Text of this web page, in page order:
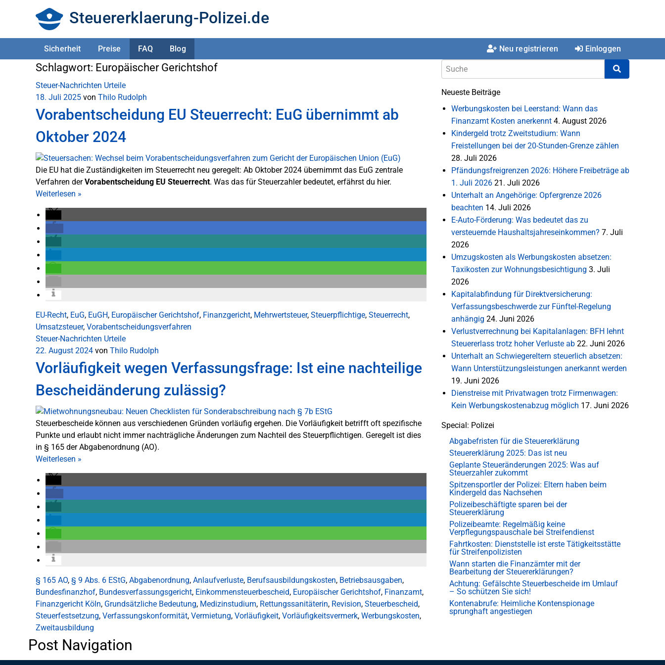
Steuererklaerung-Polizei.de
Sicherheit Preise FAQ Blog Neu registrieren Einloggen
Schlagwort: Europäischer Gerichtshof
Steuer-Nachrichten Urteile
18. Juli 2025 von Thilo Rudolph
Vorabentscheidung EU Steuerrecht: EuG übernimmt ab
Oktober 2024
Die EU hat die Zuständigkeiten im Steuerrecht neu geregelt: Ab Oktober 2024 übernimmt das EuG zentrale
Verfahren derVorabentscheidung EU Steuerrecht. Was das für Steuerzahler bedeutet, erfährst du hier.
Weiterlesen »
EU-Recht, EuG, EuGH, Europäischer Gerichtshof, Finanzgericht, Mehrwertsteuer, Steuerpflichtige, Steuerrecht,
Umsatzsteuer, Vorabentscheidungsverfahren
Steuer-Nachrichten Urteile
22. August 2024 von Thilo Rudolph
Vorläufigkeit wegen Verfassungsfrage: Ist eine nachteilige
Bescheidänderung zulässig?
Steuerbescheide können aus verschiedenen Gründen vorläufig ergehen. Die Vorläufigkeit betrifft oft spezifische
Punkte und erlaubt nicht immer nachträgliche Änderungen zum Nachteil des Steuerpflichtigen. Geregelt ist dies
in § 165 der Abgabenordnung (AO).
Weiterlesen »
§ 165 AO, § 9 Abs. 6 EStG, Abgabenordnung, Anlaufverluste, Berufsausbildungskosten, Betriebsausgaben,
Bundesfinanzhof, Bundesverfassungsgericht, Einkommensteuerbescheid, Europäischer Gerichtshof, Finanzamt,
Finanzgericht Köln, Grundsätzliche Bedeutung, Medizinstudium, Rettungssanitäterin, Revision, Steuerbescheid,
Steuerfestsetzung, Verfassungskonformität, Vermietung, Vorläufigkeit, Vorläufigkeitsvermerk, Werbungskosten,
Zweitausbildung
Post Navigation
Neueste Beiträge
Werbungskosten bei Leerstand: Wann das
Finanzamt Kosten anerkennt 4. August 2026
Kindergeld trotz Zweitstudium: Wann
Freistellungen bei der 20-Stunden-Grenze zählen
28. Juli 2026
Pfändungsfreigrenzen 2026: Höhere Freibeträge ab
1. Juli 2026 21. Juli 2026
Unterhalt an Angehörige: Opfergrenze 2026
beachten 14. Juli 2026
E-Auto-Förderung: Was bedeutet das zu
versteuernde Haushaltsjahreseinkommen? 7. Juli
2026
Umzugskosten als Werbungskosten absetzen:
Taxikosten zur Wohnungsbesichtigung 3. Juli
2026
Kapitalabfindung für Direktversicherung:
Verfassungsbeschwerde zur Fünftel-Regelung
anhängig 24. Juni 2026
Verlustverrechnung bei Kapitalanlagen: BFH lehnt
Steuererlass trotz hoher Verluste ab 22. Juni 2026
Unterhalt an Schwiegereltern steuerlich absetzen:
Wann Unterstützungsleistungen anerkannt werden
19. Juni 2026
Dienstreise mit Privatwagen trotz Firmenwagen:
Kein Werbungskostenabzug möglich 17. Juni 2026
Special: Polizei
Abgabefristen für die Steuererklärung
Steuererklärung 2025: Das ist neu
Geplante Steueränderungen 2025: Was auf
Steuerzahler zukommt
Spitzensportler der Polizei: Eltern haben beim
Kindergeld das Nachsehen
Polizeibeschäftigte sparen bei der
Steuererklärung
Polizeibeamte: Regelmäßig keine
Verpflegungspauschale bei Streifendienst
Fahrtkosten: Dienststelle ist erste Tätigkeitsstätte
für Streifenpolizisten
Wann starten die Finanzämter mit der
Bearbeitung der Steuererklärungen?
Achtung: Gefälschte Steuerbescheide im Umlauf
– So schützen Sie sich!
Kontenabrufe: Heimliche Kontenspionage
sprunghaft angestiegen